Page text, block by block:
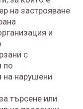
на застрояване
и
с
по
на нарушени
търсене или